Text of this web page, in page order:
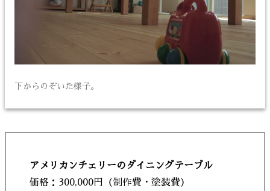
下からのぞいた様子。
アメリカンチェリーのダイニングテーブル
価格：300,000円（制作費・塗装費）